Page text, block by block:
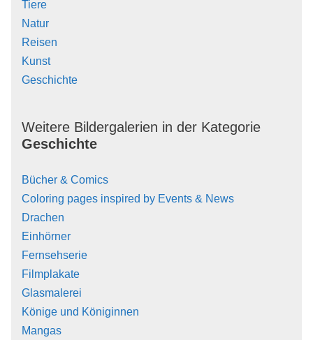
Tiere
Natur
Reisen
Kunst
Geschichte
Weitere Bildergalerien in der Kategorie
Geschichte
Bücher & Comics
Coloring pages inspired by Events & News
Drachen
Einhörner
Fernsehserie
Filmplakate
Glasmalerei
Könige und Königinnen
Mangas